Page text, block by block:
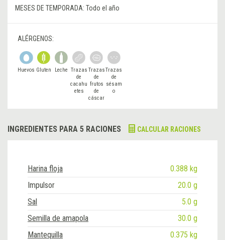
MESES DE TEMPORADA: Todo el año
ALÉRGENOS:
Huevos Gluten Leche Trazas
de
cacahu
etes
Trazas
de
frutos
de
cáscar
Trazas
de
sésam
o
INGREDIENTES PARA 5 RACIONES CALCULAR RACIONES
Harina floja
0.388 kg
Impulsor
20.0 g
Sal
5.0 g
Semilla de amapola
30.0 g
Mantequilla
0.375 kg